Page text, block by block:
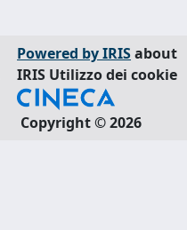
Powered by IRISabout
IRIS Utilizzo dei cookie
Copyright © 2026